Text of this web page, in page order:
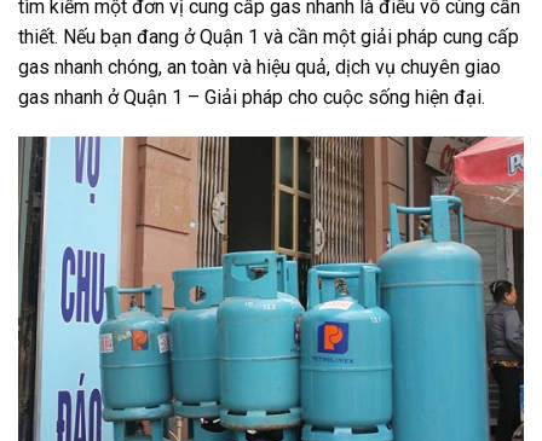
tìm kiếm một đơn vị cung cấp gas nhanh là điều vô cùng cần
thiết. Nếu bạn đang ở Quận 1 và cần một giải pháp cung cấp
gas nhanh chóng, an toàn và hiệu quả, dịch vụ chuyên giao
gas nhanh ở Quận 1 – Giải pháp cho cuộc sống hiện đại.